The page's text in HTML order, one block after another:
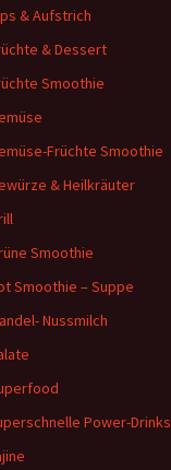
& Aufstrich
& Dessert
Smoothie
Früchte Smoothie
& Heilkräuter
Smoothie
Smoothie – Suppe
Nussmilch
Power-Drinks